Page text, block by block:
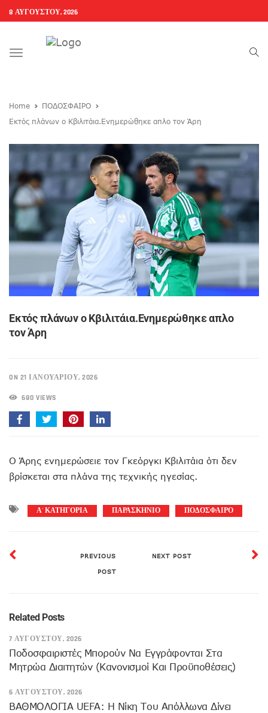
8 ΑΥΓΟΎΣΤΟΥ, 2026
Toggle
Home
ΠΟΔΟΣΦΑΙΡΟ
Εκτός πλάνων ο Κβιλιτάια.Ενημερώθηκε απλο τον Άρη
Εκτός πλάνων ο Κβιλιτάια.Ενημερώθηκε απλο
τον Άρη
ON 21 ΙΑΝΟΥΑΡΊΟΥ, 2026
680 VIEWS
Ο Άρης ενημερώσειε τον Γκεόργκι Κβιλιτάια ότι δεν
βρίσκεται στα πλάνα της τεχνικής ηγεσίας.
Α' ΚΑΤΗΓΟΡΙΑ ΠΑΡΑΣΚΗΝΙΟ ΠΟΔΟΣΦΑΙΡΟ
PREVIOUS
POST
NEXT POST
Related Posts
7 ΑΥΓΟΎΣΤΟΥ, 2026
Ποδοσφαιριστές Μπορούν Να Εγγράφονται Στα
Μητρώα Διαιτητών (κανονισμοί Και Προϋποθέσεις)
6 ΑΥΓΟΎΣΤΟΥ, 2026
ΒΑΘΜΟΛΟΓΙΑ UEFA: Η Νίκη Του Απόλλωνα Δίνει